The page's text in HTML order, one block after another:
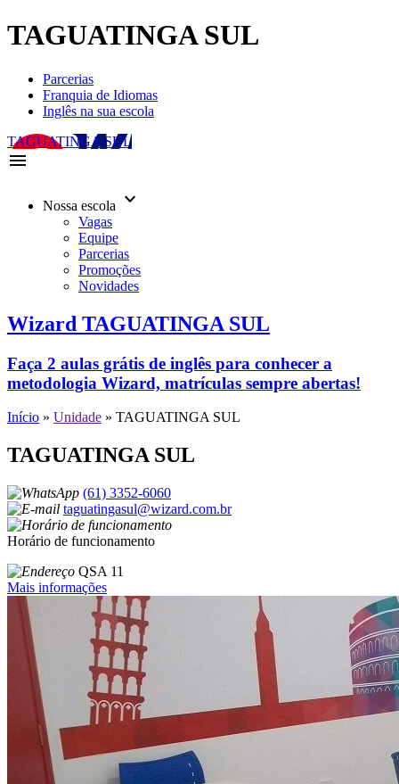
TAGUATINGA SUL
Parcerias
Franquia de Idiomas
Inglês na sua escola
TAGUATINGA SUL
menu
Nossa escola keyboard_arrow_down
Vagas
Equipe
Parcerias
Promoções
Novidades
Wizard TAGUATINGA SUL
Faça 2 aulas grátis de inglês para conhecer a
metodologia Wizard, matrículas sempre abertas!
Início » Unidade » TAGUATINGA SUL
TAGUATINGA SUL
(61) 3352-6060
taguatingasul@wizard.com.br
Horário de funcionamento
QSA 11
Mais informações